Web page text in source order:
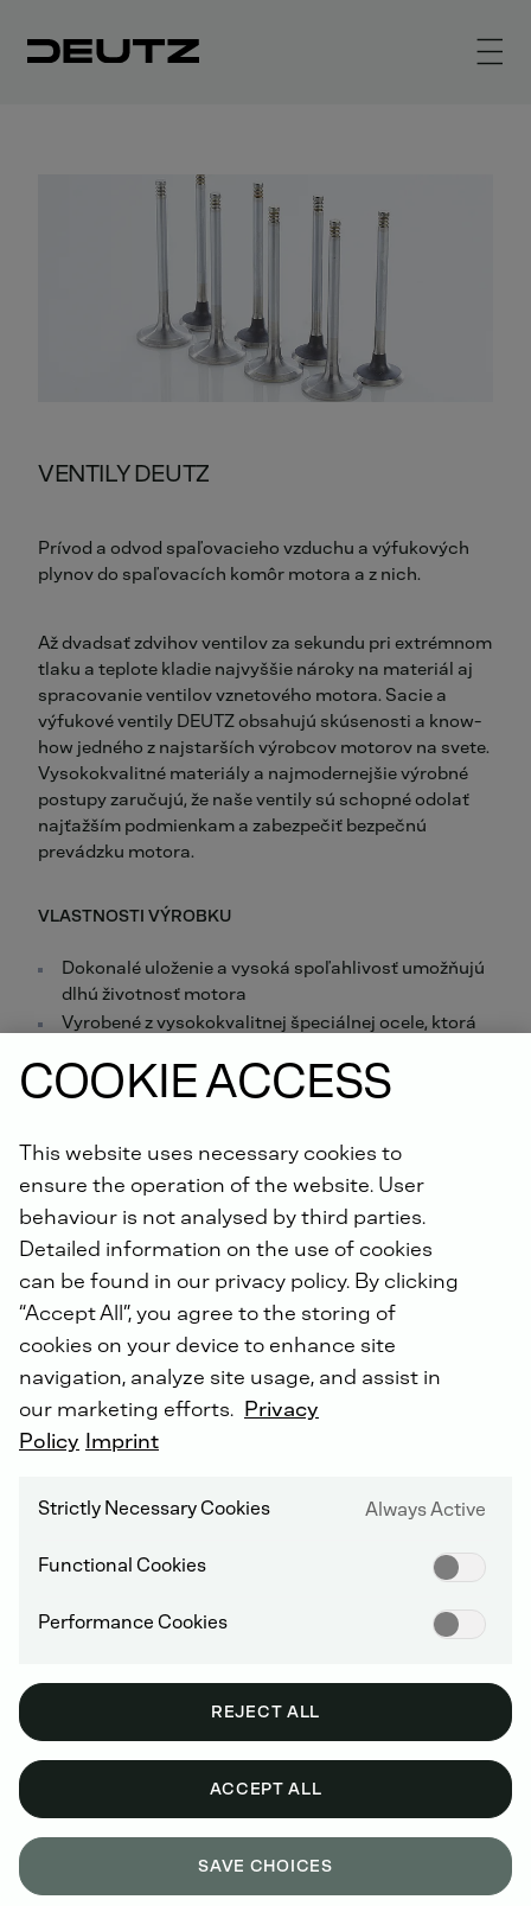
VENTILY DEUTZ
Prívod a odvod spaľovacieho vzduchu a výfukových
plynov do spaľovacích komôr motora a z nich.
Až dvadsať zdvihov ventilov za sekundu pri extrémnom
tlaku a teplote kladie najvyššie nároky na materiál aj
spracovanie ventilov vznetového motora. Sacie a
výfukové ventily DEUTZ obsahujú skúsenosti a know-
how jedného z najstarších výrobcov motorov na svete.
Vysokokvalitné materiály a najmodernejšie výrobné
postupy zaručujú, že naše ventily sú schopné odolať
najťažším podmienkam a zabezpečiť bezpečnú
prevádzku motora.
VLASTNOSTI VÝROBKU
Dokonalé uloženie a vysoká spoľahlivosť umožňujú
dlhú životnosť motora
Vyrobené z vysokokvalitnej špeciálnej ocele, ktorá
Objednajte si teraz online.
Vedeli ste, že: Na všetky nami vykonané opravy získate
predĺženú záruku až na 5 rokov sdoživotnou zárukou
na diely DEUTZ!
DEUTZ SERVIS PO CELOM SVETE
COOKIE ACCESS
This website uses necessary cookies to
ensure the operation of the website. User
behaviour is not analysed by third parties.
Detailed information on the use of cookies
can be found in our privacy policy. By clicking
“Accept All”, you agree to the storing of
cookies on your device to enhance site
navigation, analyze site usage, and assist in
our marketing efforts. Privacy
Policy Imprint
Strictly Necessary Cookies Always Active
Functional Cookies
Performance Cookies
REJECT ALL
ACCEPT ALL
SAVE CHOICES